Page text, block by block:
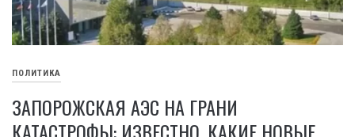
ПОЛИТИКА
ЗАПОРОЖСКАЯ АЭС НА ГРАНИ
КАТАСТРОФЫ: ИЗВЕСТНО, КАКИЕ НОВЫЕ